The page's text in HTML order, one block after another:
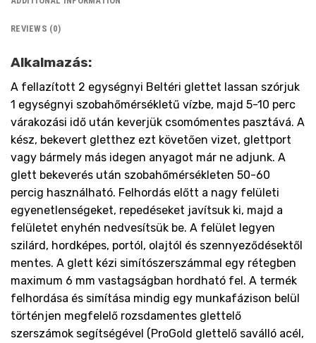
REVIEWS (0)
Alkalmazás:
A fellazított 2 egységnyi Beltéri glettet lassan szórjuk
1 egységnyi szobahőmérsékletű vízbe, majd 5-10 perc
várakozási idő után keverjük csomómentes pasztává. A
kész, bekevert gletthez ezt követően vizet, glettport
vagy bármely más idegen anyagot már ne adjunk. A
glett bekeverés után szobahőmérsékleten 50-60
percig használható. Felhordás előtt a nagy felületi
egyenetlenségeket, repedéseket javítsuk ki, majd a
felületet enyhén nedvesítsük be. A felület legyen
szilárd, hordképes, portól, olajtól és szennyeződésektől
mentes. A glett kézi simítószerszámmal egy rétegben
maximum 6 mm vastagságban hordható fel. A termék
felhordása és simítása mindig egy munkafázison belül
történjen megfelelő rozsdamentes glettelő
szerszámok segítségével (ProGold glettelő saválló acél,